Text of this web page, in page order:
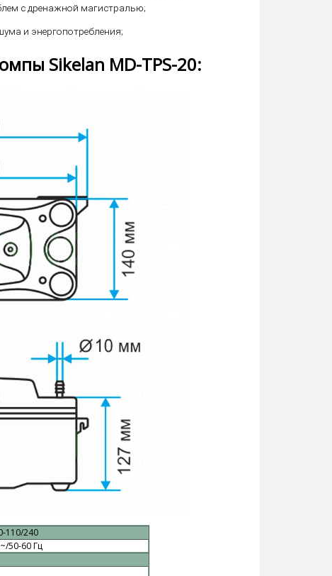
с дренажной магистралью;
и энергопотребления;
Sikelan MD-TPS-20:
110/240
50-60 Гц